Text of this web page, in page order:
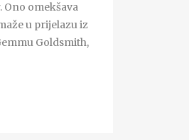
omekšava
u prijelazu iz
Goldsmith,